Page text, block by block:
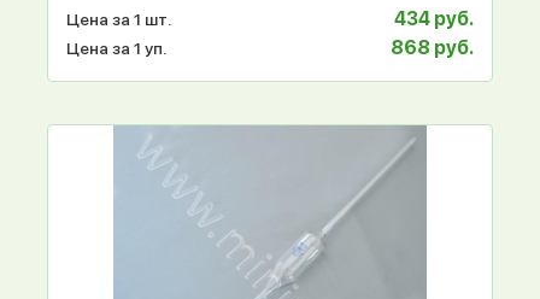
Цена за 1 шт. 434 руб.
Цена за 1 уп. 868 руб.